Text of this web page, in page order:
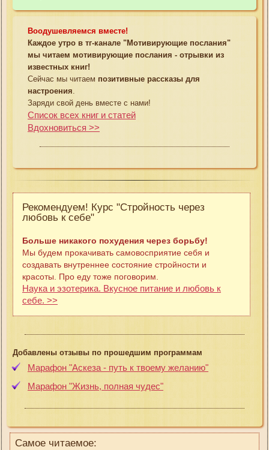
Воодушевляемся вместе!
Каждое утро в тг-канале "Мотивирующие послания"
мы читаем мотивирующие послания - отрывки из
известных книг!
Сейчас мы читаем позитивные рассказы для
настроения
Заряди свой день вместе с нами!
Список всех книг и статей
Вдохновиться >>
Рекомендуем! Курс "Стройность через
любовь к себе"
Больше никакого похудения через борьбу!
Мы будем прокачивать самовосприятие себя и
создавать внутреннее состояние стройности и
красоты. Про еду тоже поговорим.
Наука и эзотерика. Вкусное питание и любовь к
себе. >>
Добавлены отзывы по прошедшим программам
Марафон "Аскеза - путь к твоему желанию"
Марафон "Жизнь, полная чудес"
Самое читаемое: